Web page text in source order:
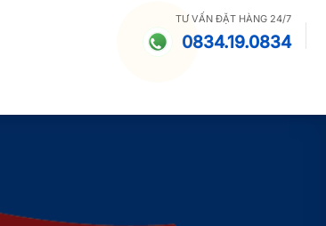
TƯ VẤN ĐẶT HÀNG 24/7
0834.19.0834